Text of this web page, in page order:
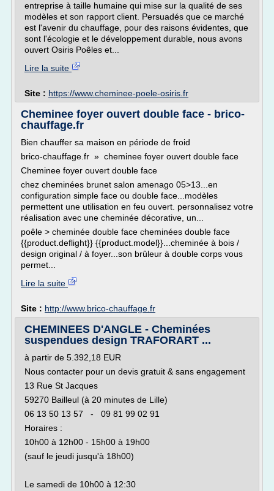
entreprise à taille humaine qui mise sur la qualité de ses
modèles et son rapport client. Persuadés que ce marché
est l'avenir du chauffage, pour des raisons évidentes, que
sont l'écologie et le développement durable, nous avons
ouvert Osiris Poêles et...
Lire la suite
Site : https://www.cheminee-poele-osiris.fr
Cheminee foyer ouvert double face - brico-
chauffage.fr
Bien chauffer sa maison en période de froid
brico-chauffage.fr » cheminee foyer ouvert double face
Cheminee foyer ouvert double face
chez cheminées brunet salon amenago 05>13...en
configuration simple face ou double face...modèles
permettent une utilisation en feu ouvert. personnalisez votre
réalisation avec une cheminée décorative, un...
poêle > cheminée double face cheminées double face
{{product.deflight}} {{product.model}}...cheminée à bois /
design original / à foyer...son brûleur à double corps vous
permet...
Lire la suite
Site : http://www.brico-chauffage.fr
CHEMINEES D'ANGLE - Cheminées
suspendues design TRAFORART ...
à partir de 5.392,18 EUR
Nous contacter pour un devis gratuit & sans engagement
13 Rue St Jacques
59270 Bailleul (à 20 minutes de Lille)
06 13 50 13 57 - 09 81 99 02 91
Horaires :
10h00 à 12h00 - 15h00 à 19h00
(sauf le jeudi jusqu'à 18h00)
Le samedi de 10h00 à 12:30